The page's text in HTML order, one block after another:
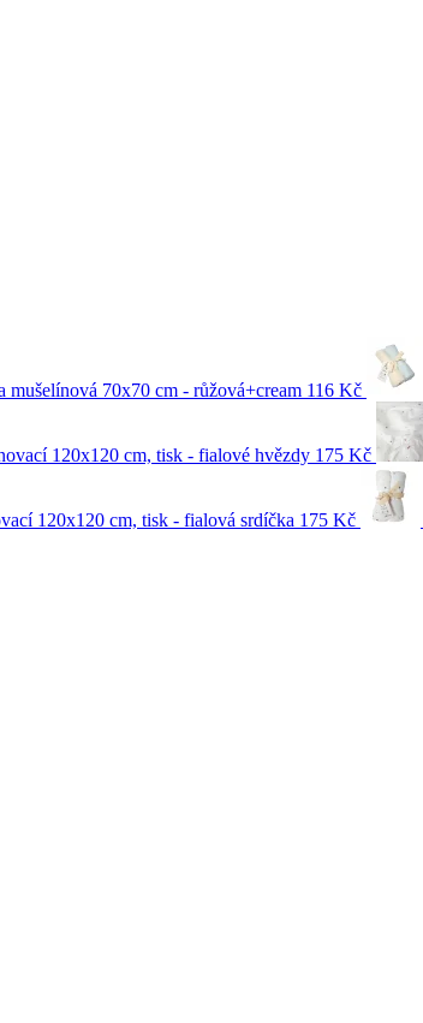
mušelínová 70x70 cm - růžová+cream 116 Kč
120x120 cm, tisk - fialové hvězdy 175 Kč
120x120 cm, tisk - fialová srdíčka 175 Kč